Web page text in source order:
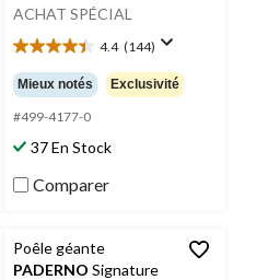
ACHAT SPÉCIAL
4.4 (144)
4.4
étoile(s)
sur
5.
144
évaluations
Mieux notés Exclusivité
#499-4177-0
37 En Stock
Comparer
Poêle géante
PADERNO Signature